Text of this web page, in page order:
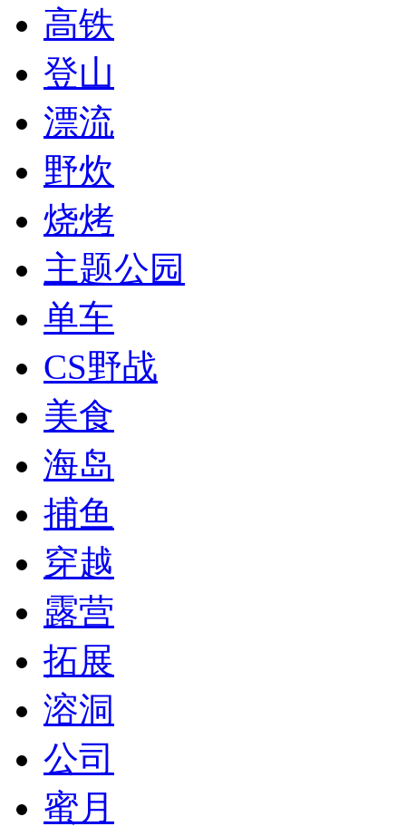
高铁
登山
漂流
野炊
烧烤
主题公园
单车
CS野战
美食
海岛
捕鱼
穿越
露营
拓展
溶洞
公司
蜜月